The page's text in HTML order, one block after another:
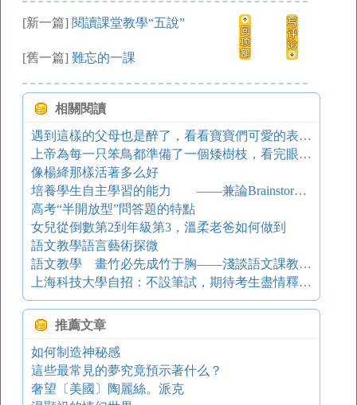
[新一篇] 閱讀課堂教學“五說”
[舊一篇] 難忘的一課
相關閱讀
遇到這樣的父母也是醉了，看看寶寶們可愛的表情，太樂了！
上帝為每一只笨鳥都準備了一個矮樹枝，看完眼淚差點掉下來！
像楊絳那樣活著多么好
培養學生自主學習的能力 ——兼論Brainstorming在英語寫作教學中的作用
高考“半開放型”問答題的特點
女兒從倒數第2到年級第3，溫柔老爸如何做到
語文教學語言藝術探微
語文教學 畫竹必先成竹于胸——淺談語文課教學設計
上海科技大學自招：不設筆試，期待考生盡情釋放個性和才能
推薦文章
如何制造神秘感
這些最常見的夢究竟預示著什么？
奢望〔美國〕陶麗絲。派克